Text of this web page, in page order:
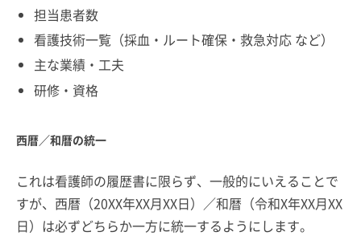
担当患者数
看護技術一覧（採血・ルート確保・救急対応 など）
主な業績・工夫
研修・資格
西暦／和暦の統一
これは看護師の履歴書に限らず、一般的にいえることで
すが、西暦（20XX年XX月XX日）／和暦（令和X年XX月XX
日）は必ずどちらか一方に統一するようにします。